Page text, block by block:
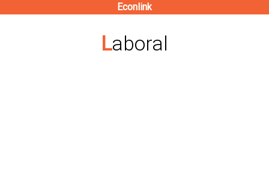
contenido
Econlink
Laboral